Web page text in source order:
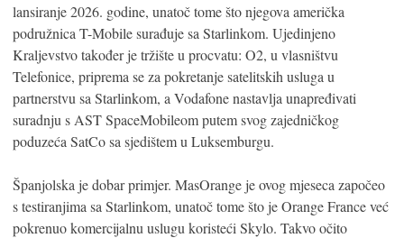
lansiranje 2026. godine, unatoč tome što njegova američka
podružnica T-Mobile surađuje sa Starlinkom. Ujedinjeno
Kraljevstvo također je tržište u procvatu: O2, u vlasništvu
Telefonice, priprema se za pokretanje satelitskih usluga u
partnerstvu sa Starlinkom, a Vodafone nastavlja unapređivati ​​​​
suradnju s AST SpaceMobileom putem svog zajedničkog
poduzeća SatCo sa sjedištem u Luksemburgu.
Španjolska je dobar primjer. MasOrange je ovog mjeseca započeo
s testiranjima sa Starlinkom, unatoč tome što je Orange France već
pokrenuo komercijalnu uslugu koristeći Skylo. Takvo očito